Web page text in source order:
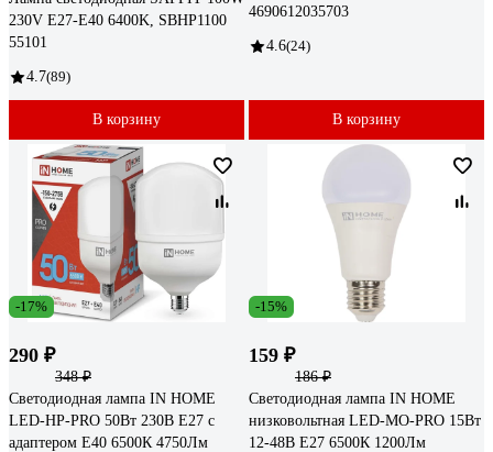
230V Е27-E40 6400K, SBHP1100
55101
4.7(89)
В корзину
4690612035703
4.6(24)
В корзину
-17%
290 ₽
348 ₽
Светодиодная лампа IN HOME
LED-HP-PRO 50Вт 230В Е27 с
адаптером E40 6500К 4750Лм
-15%
159 ₽
186 ₽
Светодиодная лампа IN HOME
низковольтная LED-MO-PRO 15Вт
12-48В Е27 6500К 1200Лм